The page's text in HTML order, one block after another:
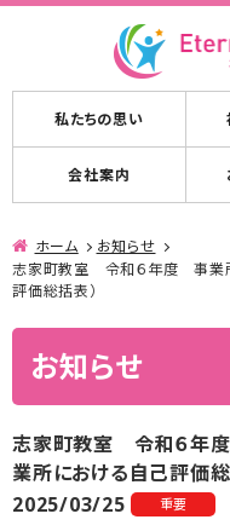
私たちの思い
会社案内
ホーム
お知らせ
志家町教室 令和６年度 事業
評価総括表）
お知らせ
志家町教室 令和６年
業所における自己評価総
2025/03/25
重要